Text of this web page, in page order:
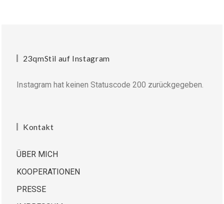
23qmStil auf Instagram
Instagram hat keinen Statuscode 200 zurückgegeben.
Kontakt
ÜBER MICH
KOOPERATIONEN
PRESSE